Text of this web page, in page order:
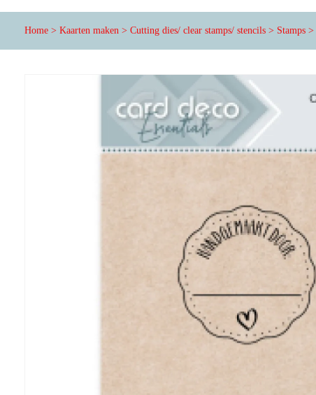
Home > Kaarten maken > Cutting dies/ clear stamps/ stencils > Stamps >